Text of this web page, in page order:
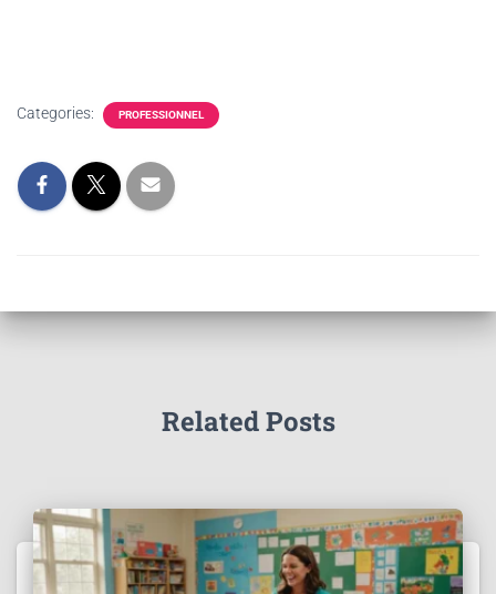
Categories: PROFESSIONNEL
Related Posts